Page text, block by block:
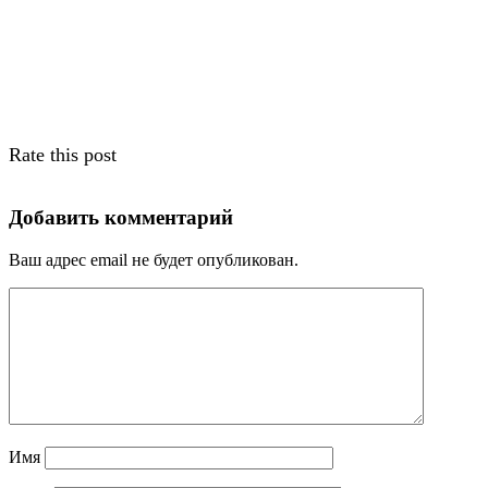
Rate this post
Добавить комментарий
Ваш адрес email не будет опубликован.
Имя